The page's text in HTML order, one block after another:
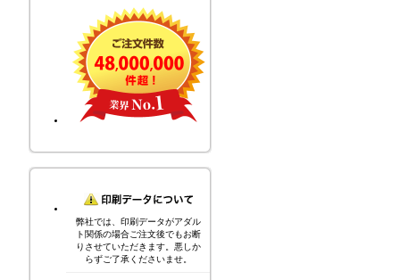
弊社では、印刷データがアダル
ト関係の場合ご注文後でもお断
りさせていただきます。悪しか
らずご了承くださいませ。